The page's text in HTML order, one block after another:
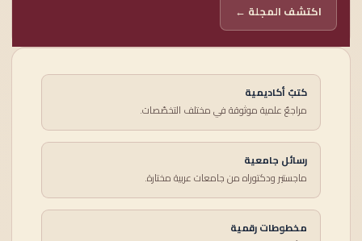
اكتشف المجلة ←
كتبٌ أكاديمية
مراجعٌ علمية موثوقة في مختلف التخصّصات.
رسائل جامعية
ماجستير ودكتوراه من جامعات عربية مختارة.
مخطوطات رقمية